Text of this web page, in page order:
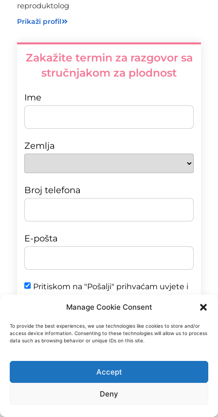
Manage Cookie Consent
To provide the best experiences, we use technologies like cookies to store and/or
access device information. Consenting to these technologies will allow us to process
data such as browsing behavior or unique IDs on this site.
Accept
Deny
reproduktolog
Prikaži profil
Zakažite termin za razgovor sa
stručnjakom za plodnost
Ime
Zemlja
Broj telefona
E-pošta
Pritiskom na "Pošalji" prihvaćam uvjete i
Rezervirajte poziv